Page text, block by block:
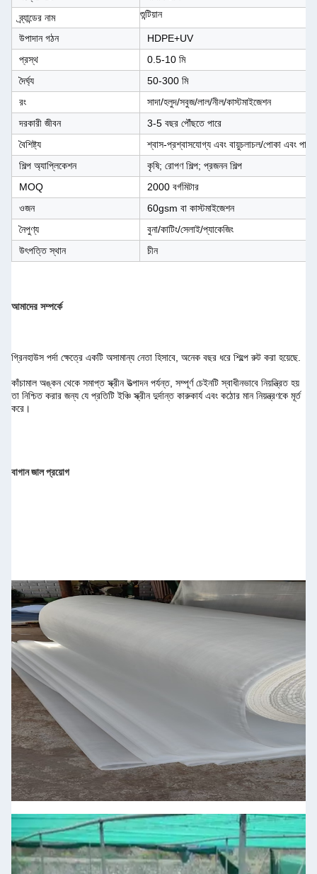
ব্র্যান্ডের নাম
শুন্টিয়ান
উপাদান গঠন
HDPE+UV
প্রস্থ
0.5-10 মি
দৈর্ঘ্য
50-300 মি
রং
সাদা/হলুদ/সবুজ/লাল/নীল/কাস্টমাইজেশন
দরকারী জীবন
3-5 বছর পৌঁছতে পারে
বৈশিষ্ট্য
শ্বাস-প্রশ্বাসযোগ্য এবং বায়ুচলাচল/পোকা এবং পাখি
শিল্প অ্যাপ্লিকেশন
কৃষি; রোপণ শিল্প; প্রজনন শিল্প
MOQ
2000 বর্গমিটার
ওজন
60gsm বা কাস্টমাইজেশন
নৈপুণ্য
বুনা/কাটিং/সেলাই/প্যাকেজিং
উৎপত্তি স্থান
চীন
আমাদের সম্পর্কে
গ্রিনহাউস পর্দা ক্ষেত্রে একটি অসামান্য নেতা হিসাবে, অনেক বছর ধরে শিল্পে রুট করা হয়েছে.
কাঁচামাল অঙ্কন থেকে সমাপ্ত স্ক্রীন উত্পাদন পর্যন্ত, সম্পূর্ণ চেইনটি স্বাধীনভাবে নিয়ন্ত্রিত হয়
তা নিশ্চিত করার জন্য যে প্রতিটি ইঞ্চি স্ক্রীন দুর্দান্ত কারুকার্য এবং কঠোর মান নিয়ন্ত্রণকে মূর্ত
করে।
বাগান জাল প্রয়োগ